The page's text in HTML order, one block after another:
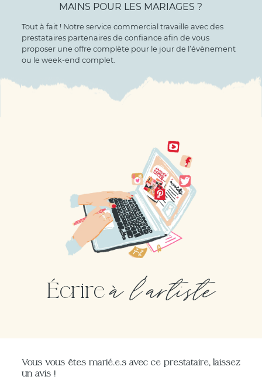
MAINS POUR LES MARIAGES ?
Tout à fait ! Notre service commercial travaille avec des
prestataires partenaires de confiance afin de vous
proposer une offre complète pour le jour de l’évènement
ou le week-end complet.
Écrire à l'artiste
Vous vous êtes marié.e.s avec ce prestataire, laissez
un avis !